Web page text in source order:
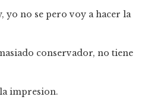
yo no se pero voy a hacer la
conservador, no tiene
impresion.